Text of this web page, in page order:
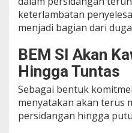
keterlambatan
menjadi bagian dari
BEM SI Akan
Hingga Tuntas
Sebagai bentuk
menyatakan akan terus
persidangan hingga